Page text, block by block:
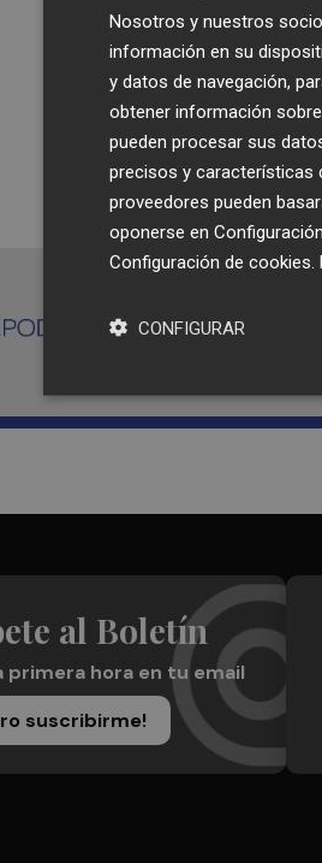
al Boletín
primera hora en tu email
suscribirme!
Nosotros y nuestros
información en su
y datos de navegación,
obtener información
pueden procesar sus
precisos y características
proveedores pueden
oponerse en
Configuración de cookies
CONFIGURAR